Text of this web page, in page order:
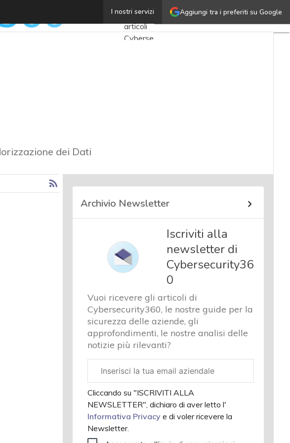
Aggiungi tra i preferiti su Google
I nostri servizi
Luca BologniniUltimi
articoli
Cybersecurity
News,
attualità
Cyber
sicurezza
e privacy
Corsi
Chi
siamo
dei Dati
Archivio Newsletter
Iscriviti alla
newsletter di
Cybersecurity36
0
Vuoi ricevere gli articoli di
Cybersecurity360, le nostre guide per la
sicurezza delle aziende, gli
approfondimenti, le nostre analisi delle
notizie più rilevanti?
aziendale
Cliccando su "ISCRIVITI ALLA
NEWSLETTER", dichiaro di aver letto l'
Informativa Privacye di voler ricevere la
Newsletter.